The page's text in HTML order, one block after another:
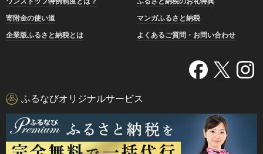
寄附金の使い道
マンガふるさと納税
企業版ふるさと納税とは
よくあるご質問・お問い合わせ
ふるなびオリジナルサービス